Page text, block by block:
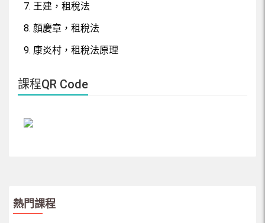
7. 王建，租稅法
8. 顏慶章，租稅法
9. 康炎村，租稅法原理
課程QR Code
熱門課程